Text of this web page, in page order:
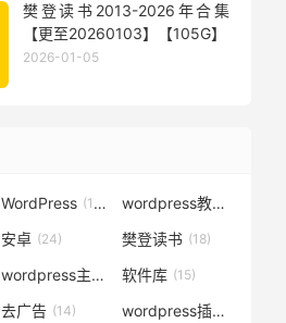
樊登读书2013-2026年合集
【更至20260103】【105G】
2026-01-05
WordPress (119) wordpress教程
安卓 (24) 樊登读书 (18)
wordpress主题 (15)
软件库 (15)
去广告 (14) wordpress插件